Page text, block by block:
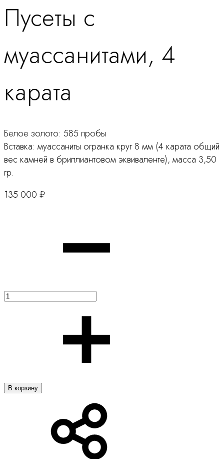
продукту
Пусеты с
муассанитами, 4
карата
Белое золото: 585 пробы
Вставка: муассаниты огранка круг 8 мм (4 карата общий
вес камней в бриллиантовом эквиваленте), масса 3,50
гр.
135 000 ₽
В корзину